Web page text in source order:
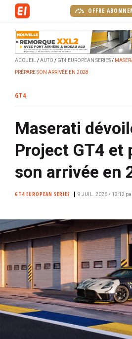
c
i
p
a
OFFRE
ACCUEIL AUTO GT4 EUROPEAN SERIES
PRÉPARE SON ARRIVÉE EN 2028
GT4
Maserati
Project GT4 et
son arrivée en
GT4 EUROPEAN SERIES 9 JUIL. 2026 • 12:12